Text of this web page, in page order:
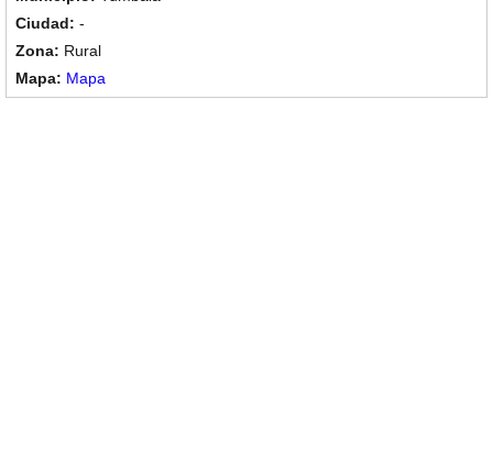
-
Rural
Mapa